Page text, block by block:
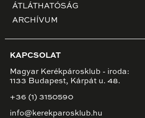
ÁTLÁTHATÓSÁG
ARCHÍVUM
KAPCSOLAT
Magyar Kerékpárosklub - iroda:
1133 Budapest, Kárpát u. 48.
+36 (1) 3150590
info@kerekparosklub.hu